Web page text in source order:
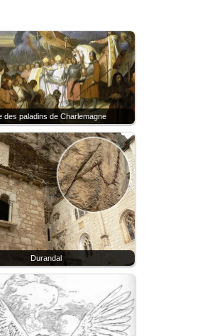
des paladins de Charlemagne
Durandal